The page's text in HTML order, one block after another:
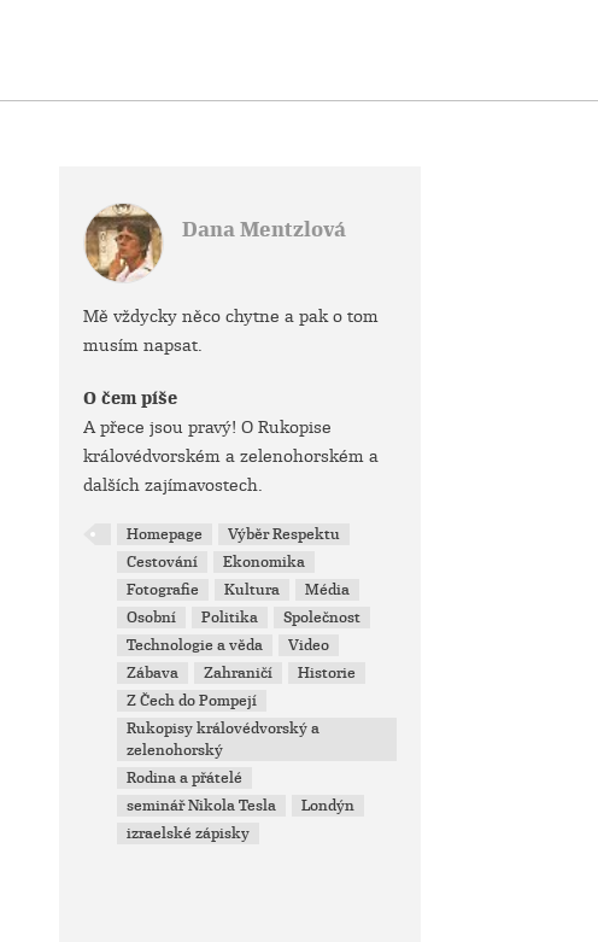
Dana Mentzlová
Mě vždycky něco chytne a pak o tom
musím napsat.
O čem píše
A přece jsou pravý! O Rukopise
královédvorském a zelenohorském a
dalších zajímavostech.
Homepage
Výběr Respektu
Cestování
Ekonomika
Fotografie
Kultura
Média
Osobní
Politika
Společnost
Technologie a věda
Video
Zábava
Zahraničí
Historie
Z Čech do Pompejí
Rukopisy královédvorský a
zelenohorský
Rodina a přátelé
seminář Nikola Tesla
Londýn
izraelské zápisky